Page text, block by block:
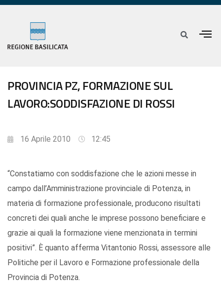
PROVINCIA PZ, FORMAZIONE SUL
LAVORO:SODDISFAZIONE DI ROSSI
16 Aprile 2010 12:45
“Constatiamo con soddisfazione che le azioni messe in
campo dall’Amministrazione provinciale di Potenza, in
materia di formazione professionale, producono risultati
concreti dei quali anche le imprese possono beneficiare e
grazie ai quali la formazione viene menzionata in termini
positivi”. È quanto afferma Vitantonio Rossi, assessore alle
Politiche per il Lavoro e Formazione professionale della
Provincia di Potenza.